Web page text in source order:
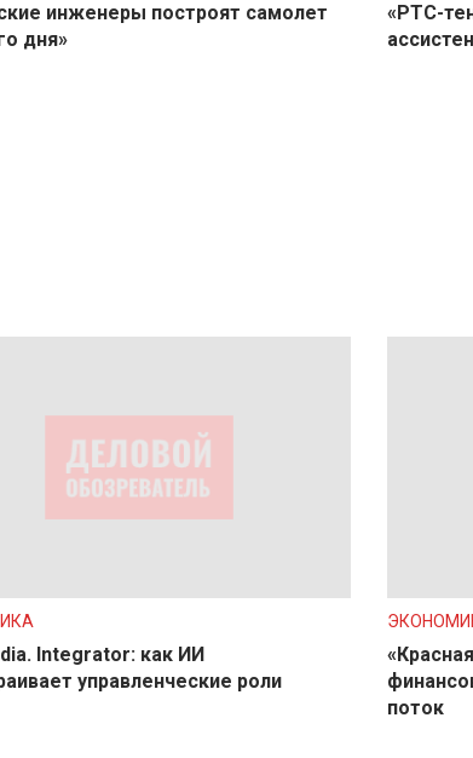
инженеры построят самолет
дня»
«РТС-
Integrator: как ИИ
управленческие роли
поток